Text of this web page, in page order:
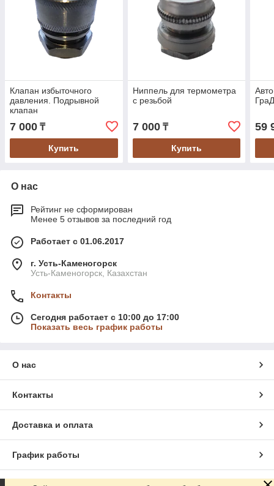
Клапан избыточного
давления. Подрывной
клапан
7 000 ₸
Купить
Ниппель для термометра
с резьбой
7 000₸
Купить
59
О нас
Рейтинг не сформирован
Менее 5 отзывов за последний год
Работает с 01.06.2017
г. Усть-Каменогорск
Усть-Каменогорск, Казахстан
Контакты
Сегодня работает с 10:00 до 17:00
Показать весь график работы
О нас
Контакты
Доставка и оплата
График работы